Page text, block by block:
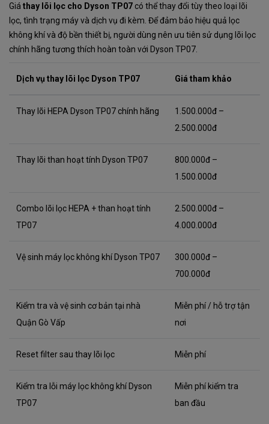
Giá thay lõi lọc cho Dyson TP07 có thể thay đổi tùy theo loại lõi
lọc, tình trạng máy và dịch vụ đi kèm. Để đảm bảo hiệu quả lọc
không khí và độ bền thiết bị, người dùng nên ưu tiên sử dụng lõi lọc
chính hãng tương thích hoàn toàn với Dyson TP07.
Dịch vụ thay lõi lọc Dyson TP07 Giá tham khảo
Thay lõi HEPA Dyson TP07 chính hãng
1.500.000đ –
2.500.000đ
Thay lõi than hoạt tính Dyson TP07
800.000đ –
1.500.000đ
Combo lõi lọc HEPA + than hoạt tính
TP07
2.500.000đ –
4.000.000đ
Vệ sinh máy lọc không khí Dyson TP07
300.000đ –
700.000đ
Kiểm tra và vệ sinh cơ bản tại nhà
Quận Gò Vấp
Miễn phí / hỗ trợ tận
nơi
Reset filter sau thay lõi lọc Miễn phí
Kiểm tra lỗi máy lọc không khí Dyson
TP07
Miễn phí kiểm tra
ban đầu